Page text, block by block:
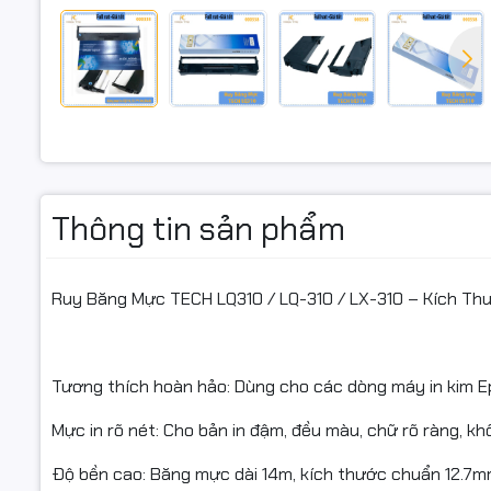
Thông tin sản phẩm
Ruy Băng Mực TECH LQ310 / LQ-310 / LX-310 – Kích
Tương thích hoàn hảo: Dùng cho các dòng máy in kim
Mực in rõ nét: Cho bản in đậm, đều màu, chữ rõ ràng,
Độ bền cao: Băng mực dài 14m, kích thước chuẩn
Loại:
Tình
🎯 Ứng
In hóa